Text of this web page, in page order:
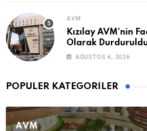
AVM
Kızılay AVM’nin
Olarak
AĞUSTOS 6, 2026
POPÜLER KATEGORILER
AVM